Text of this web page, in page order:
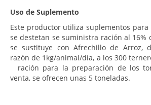
Uso de Suplemento
Este productor utiliza suplementos para
se destetan se suministra ración al 16%
se sustituye con Afrechillo de Arroz,
razón de 1kg/animal/día, a los 300
ración para la preparación de los
venta, se ofrecen unas 5 toneladas.